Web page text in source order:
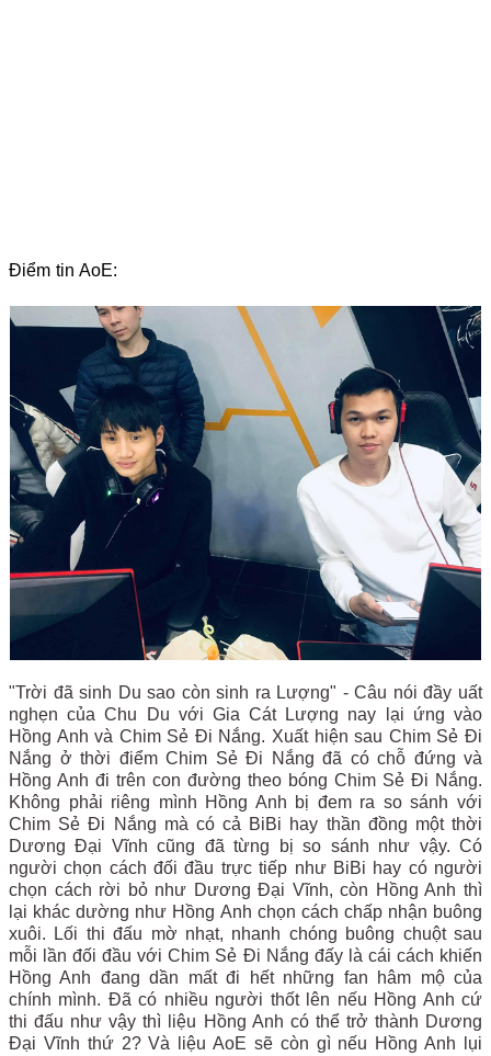
Điểm tin AoE:
"Trời đã sinh Du sao còn sinh ra Lượng" - Câu nói đầy uất
nghẹn của Chu Du với Gia Cát Lượng nay lại ứng vào
Hồng Anh và Chim Sẻ Đi Nắng. Xuất hiện sau Chim Sẻ Đi
Nắng ở thời điểm Chim Sẻ Đi Nắng đã có chỗ đứng và
Hồng Anh đi trên con đường theo bóng Chim Sẻ Đi Nắng.
Không phải riêng mình Hồng Anh bị đem ra so sánh với
Chim Sẻ Đi Nắng mà có cả BiBi hay thần đồng một thời
Dương Đại Vĩnh cũng đã từng bị so sánh như vậy. Có
người chọn cách đối đầu trực tiếp như BiBi hay có người
chọn cách rời bỏ như Dương Đại Vĩnh, còn Hồng Anh thì
lại khác dường như Hồng Anh chọn cách chấp nhận buông
xuôi. Lối thi đấu mờ nhạt, nhanh chóng buông chuột sau
mỗi lần đối đầu với Chim Sẻ Đi Nắng đấy là cái cách khiến
Hồng Anh đang dần mất đi hết những fan hâm mộ của
chính mình. Đã có nhiều người thốt lên nếu Hồng Anh cứ
thi đấu như vậy thì liệu Hồng Anh có thể trở thành Dương
Đại Vĩnh thứ 2? Và liệu AoE sẽ còn gì nếu Hồng Anh lụi